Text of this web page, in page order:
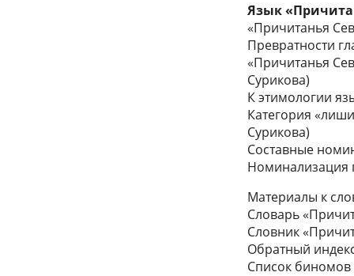
Язык
«Причитанья
Превратности
«Причитанья
Сурикова)
К этимологии
Категория
Сурикова)
Составные
Номинализация
Материалы к
Словарь
Словник
Обратный
Список биномов